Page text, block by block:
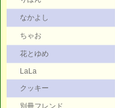
なかよし
ちゃお
花とゆめ
LaLa
クッキー
別冊フレンド